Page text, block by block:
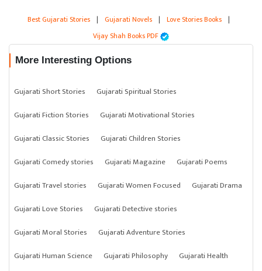
Best Gujarati Stories | Gujarati Novels | Love Stories Books |
Vijay Shah Books PDF
More Interesting Options
Gujarati Short Stories
Gujarati Spiritual Stories
Gujarati Fiction Stories
Gujarati Motivational Stories
Gujarati Classic Stories
Gujarati Children Stories
Gujarati Comedy stories
Gujarati Magazine
Gujarati Poems
Gujarati Travel stories
Gujarati Women Focused
Gujarati Drama
Gujarati Love Stories
Gujarati Detective stories
Gujarati Moral Stories
Gujarati Adventure Stories
Gujarati Human Science
Gujarati Philosophy
Gujarati Health